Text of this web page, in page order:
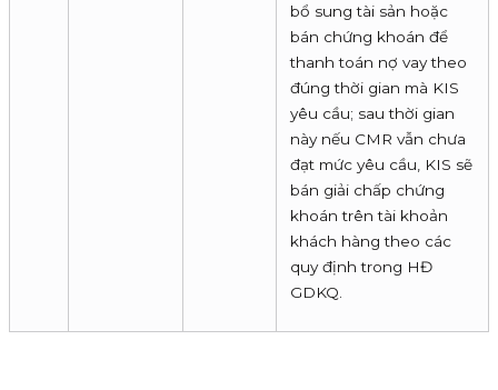
bổ sung tài sản hoặc
bán chứng khoán để
thanh toán nợ vay theo
đúng thời gian mà KIS
yêu cầu; sau thời gian
này nếu CMR vẫn chưa
đạt mức yêu cầu, KIS sẽ
bán giải chấp chứng
khoán trên tài khoản
khách hàng theo các
quy định trong HĐ
GDKQ.